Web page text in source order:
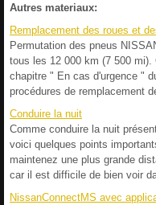
Autres materiaux:
Remplacement des roues et
Permutation des pneus
tous les 12 000 km (7 500
chapitre " En cas d'urgence "
procédures de remplacement
Conduire la nuit
Comme conduire la nuit
voici quelques points
maintenez une plus grande
car il est difficile de bien voir
NissanConnectMS avec